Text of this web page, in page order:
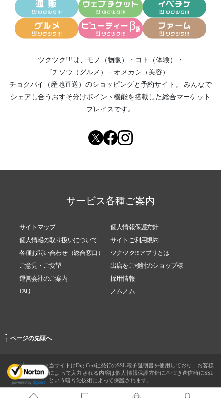
ツクツク!!!は、 モノ（物販） ・ コト（体験）
・
ゴチソウ（グルメ）
・ オメカシ（美容）
・
チョクバイ（産地直送） のショッピングと予約サイト。
みんなで
シェアし合う おすそ分けポイント機能を搭載した総合マーケット
プレイスです。
サービス各種ご案内
サイトマップ
個人情報保護方針
個人情報の取り扱いについて
サイトご利用規約
各種お問い合わせ（総合窓口）
ツクツク!!!アプリとは
ご意見・ご要望
出店をご検討のショップ様
運営会社のご案内
採用情報
FAQ
ノムノム
-
↑ ページの先頭へ
当サイトはDigiCert社発行のSSL電子証明書を使用しており、お客様
によって入力される内容は個人情報保護方針に基づき送信時にSSL
という暗号化技術によって保護されます。